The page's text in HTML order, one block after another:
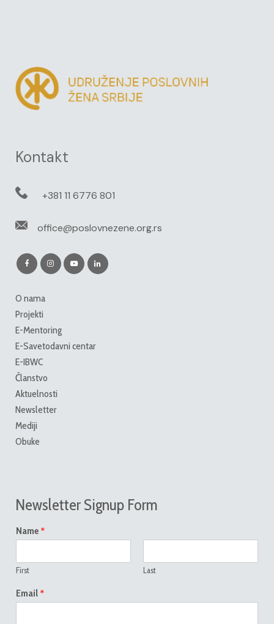
Kontakt
+381 11 6776 801
office@poslovnezene.org.rs
O nama
Projekti
E-Mentoring
E-Savetodavni centar
E-IBWC
Članstvo
Aktuelnosti
Newsletter
Mediji
Obuke
Newsletter Signup Form
Name *
First Last
Email *